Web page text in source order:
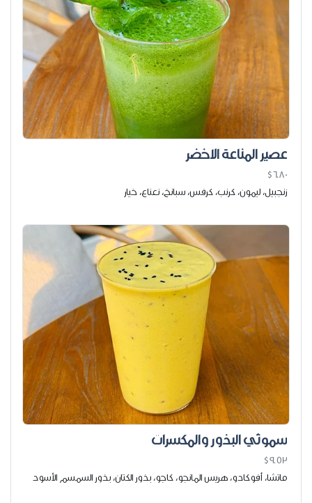
عصير المناعة الأخضر
$6.80
زنجبيل، ليمون، كرنب، كرفس، سبانخ، نعناع، ​​خيار
سموثي البذور والمكسرات
$9.53
ماتشا، أفوكادو، هريس المانجو، كاجو، بذور الكتان، بذور السمسم الأسود